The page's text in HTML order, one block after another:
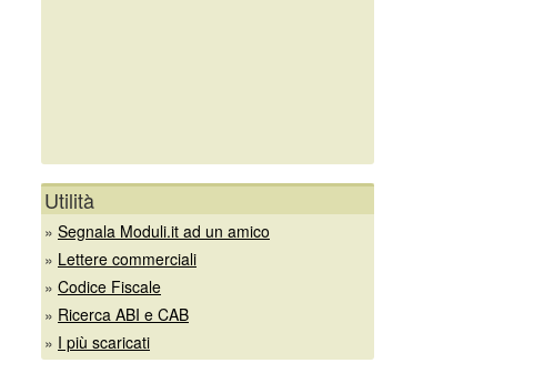
Utilità
» Segnala Moduli.it ad un amico
» Lettere commerciali
» Codice Fiscale
» Ricerca ABI e CAB
» I più scaricati